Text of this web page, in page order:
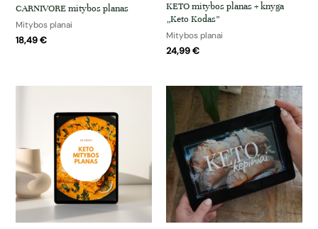
CARNIVORE mitybos planas
Mitybos planai
18,49€
KETO mitybos planas + knyga
„Keto Kodas”
Mitybos planai
24,99€